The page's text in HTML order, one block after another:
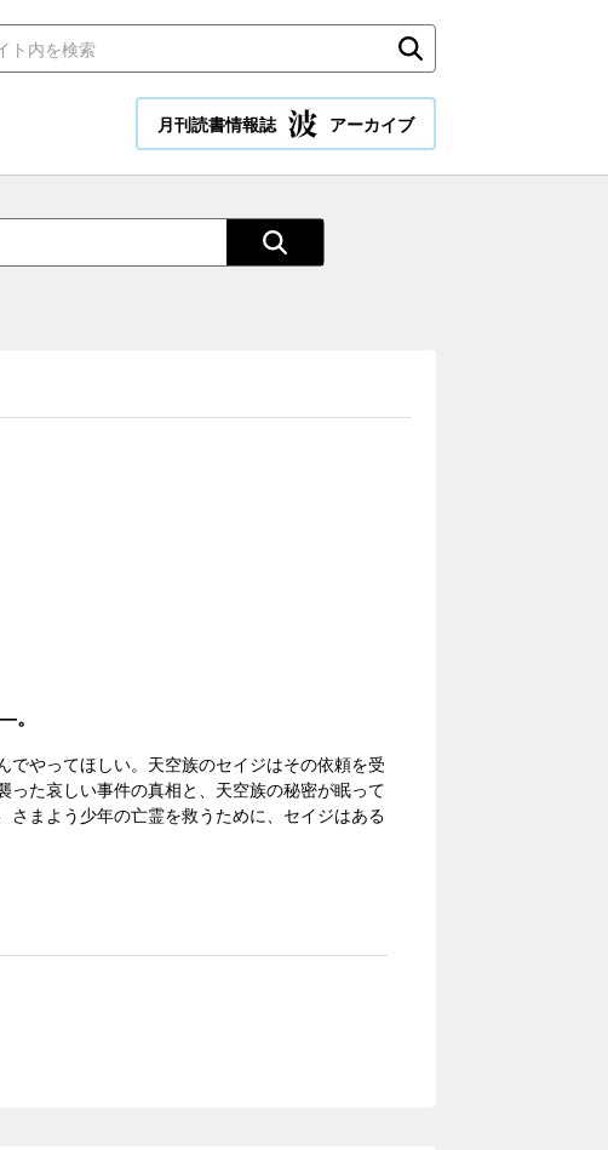
月刊読書情報誌 アーカイブ
やってほしい。天空族のセイジはその依頼を受
た哀しい事件の真相と、天空族の秘密が眠って
まよう少年の亡霊を救うために、セイジはある